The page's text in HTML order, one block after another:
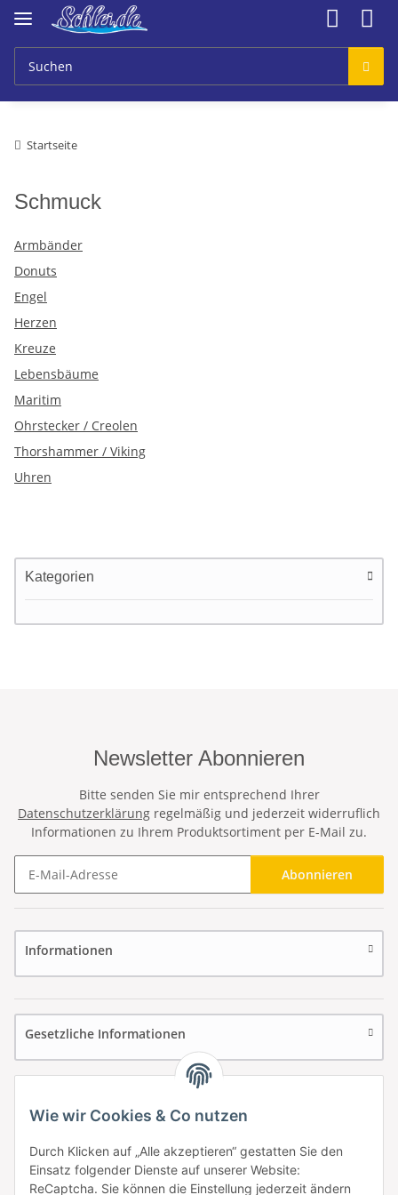
Wie wir Cookies & Co nutzen
Durch Klicken auf „Alle akzeptieren“ gestatten Sie den
Einsatz folgender Dienste auf unserer Website:
ReCaptcha. Sie können die Einstellung jederzeit ändern
Startseite
Schmuck
Armbänder
Donuts
Engel
Herzen
Kreuze
Lebensbäume
Maritim
Ohrstecker / Creolen
Thorshammer / Viking
Uhren
Kategorien
Newsletter Abonnieren
Bitte senden Sie mir entsprechend Ihrer
Datenschutzerklärung regelmäßig und jederzeit widerruflich
Informationen zu Ihrem Produktsortiment per E-Mail zu.
Abonnieren
Informationen
Gesetzliche Informationen